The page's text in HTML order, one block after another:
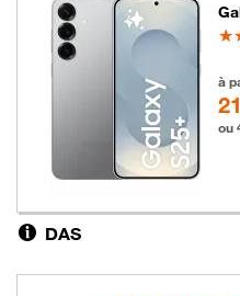
à
ou
DAS